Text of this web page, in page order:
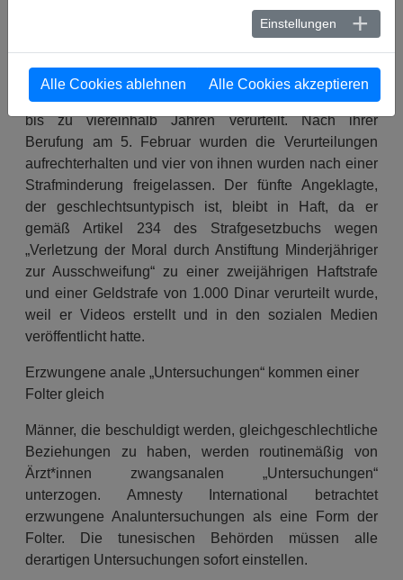
der geschlechtsuntypisch ist, verhaftet und unter
anderem wegen „öffentlicher Unsittlichkeit und
Verbreitung von Inhalten, die gegen die guten Sitten
verstoßen“ angeklagt. Sie wurden für schuldig
befunden und am 31. Oktober 2024 zu Haftstrafen von
bis zu viereinhalb Jahren verurteilt. Nach ihrer
Berufung am 5. Februar wurden die Verurteilungen
aufrechterhalten und vier von ihnen wurden nach einer
Strafminderung freigelassen. Der fünfte Angeklagte,
der geschlechtsuntypisch ist, bleibt in Haft, da er
gemäß Artikel 234 des Strafgesetzbuchs wegen
„Verletzung der Moral durch Anstiftung Minderjähriger
zur Ausschweifung“ zu einer zweijährigen Haftstrafe
und einer Geldstrafe von 1.000 Dinar verurteilt wurde,
weil er Videos erstellt und in den sozialen Medien
veröffentlicht hatte.
Erzwungene anale „Untersuchungen“ kommen einer
Folter gleich
Männer, die beschuldigt werden, gleichgeschlechtliche
Beziehungen zu haben, werden routinemäßig von
Ärzt*innen zwangsanalen „Untersuchungen“
unterzogen. Amnesty International betrachtet
erzwungene Analuntersuchungen als eine Form der
Folter. Die tunesischen Behörden müssen alle
derartigen Untersuchungen sofort einstellen.
Einstellungen
Alle Cookies ablehnen Alle Cookies akzeptieren